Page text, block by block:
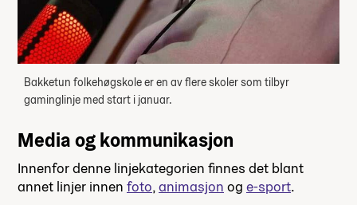
Media og kommunikasjon
Innenfor denne linjekategorien finnes det blant
annet linjer innen foto,animasjon og e-sport.
Bakketun folkehøgskole er en av flere skoler som tilbyr
gaminglinje med start i januar.